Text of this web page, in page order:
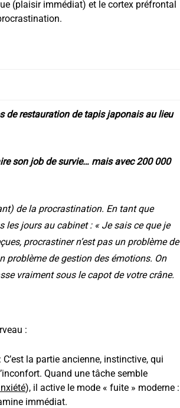
de restauration de tapis japonais au lieu
son job de survie… mais avec 200 000
de la procrastination. En tant que
les jours au cabinet : « Je sais ce que je
procrastiner n’est pas un problème de
problème de gestion des émotions. On
vraiment sous le capot de votre crâne.
:
la partie ancienne, instinctive, qui
Quand une tâche semble
), il active le mode « fuite » moderne :
immédiat.
La peur du conflit :
pourquoi on préfère tout
garder pour soi